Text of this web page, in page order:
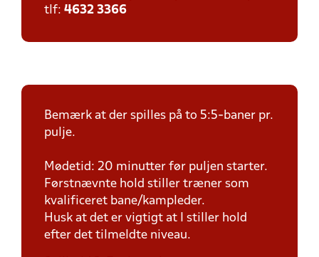
tlf: 4632 3366
Bemærk at der spilles på to 5:5-baner pr.
pulje.
Mødetid: 20 minutter før puljen starter.
Førstnævnte hold stiller træner som
kvalificeret bane/kampleder.
Husk at det er vigtigt at I stiller hold
efter det tilmeldte niveau.